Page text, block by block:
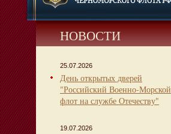
НОВОСТИ
25.07.2026
День открытых дверей
"Российский Военно-Морской
флот на службе Отечеству"
19.07.2026